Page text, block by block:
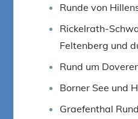
Runde von
Rickelrath-
Feltenberg und
Rund um
Borner See und
Graefenthal